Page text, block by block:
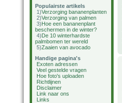
Populairste artikels
1)Verzorging bananenplanten
2)Verzorging van palmen
3)Hoe een bananenplant
beschermen in de winter?
4)De 10 winterhardste
palmbomen ter wereld
5)Zaaien van avocado
Handige pagina's
Exoten adressen
Veel gestelde vragen
Hoe foto's uploaden
Richtlijnen
Disclaimer
Link naar ons
Links